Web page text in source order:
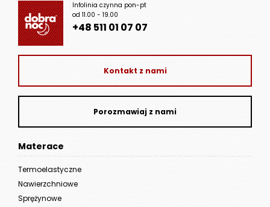
Infolinia czynna pon-pt
od 11.00 - 19.00
+48 511 01 07 07
Kontakt z nami
Porozmawiaj z nami
Materace
Termoelastyczne
Nawierzchniowe
Sprężynowe